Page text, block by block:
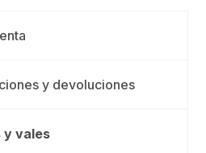
y devoluciones
y vales